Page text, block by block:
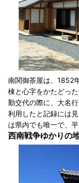
南関御茶屋は、1852
棟と心字をかたどっ
勤交代の際に、大名
利用したと記録には
は県内でも唯一で、
西南戦争ゆかりの